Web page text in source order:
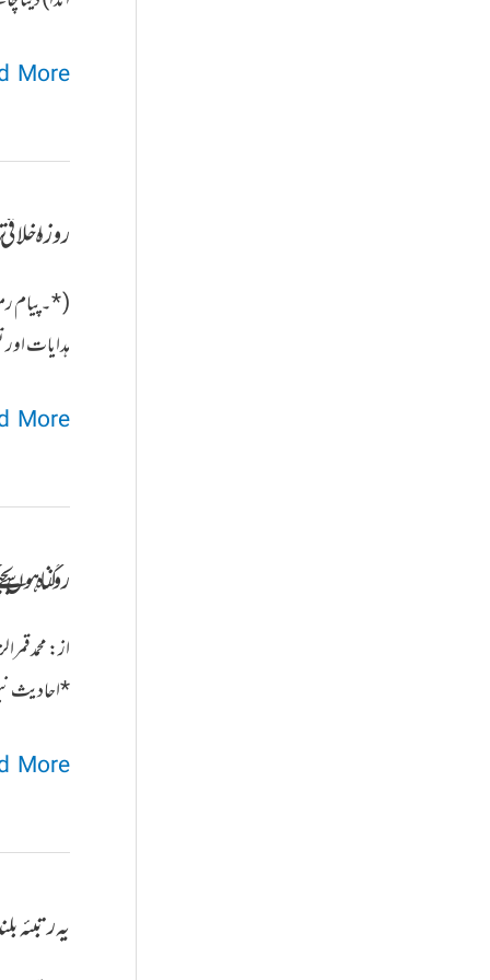
ہے
صدقۃ
More »
روزہ
( *۔پیام
ہدایات
روزہ
تربیت
ڈسپلن
ذریعہ
ہے
More »
روزہ گناہوں
از: محمد
*احادیث
روزہ
سے
کے
More »
یہ رتبئہ